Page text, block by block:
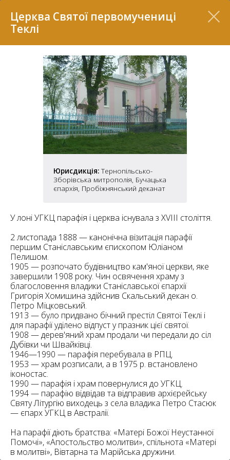
Церква Святої первомучениці
Теклі
Юрисдикція: Тернопільсько-
Зборівська митрополія, Бучацька
єпархія, Пробіжнянський деканат
У лоні УГКЦ парафія і церква існувала з XVIII століття.
2 листопада 1888 — канонічна візитація парафії
першим Станіславським єпископом Юліаном
Пелишом.
1905 — розпочато будівництво кам'яної церкви, яке
завершили 1908 року. Чин освячення храму з
благословення владики Станіславської єпархії
Григорія Хомишина здійснив Скальський декан о.
Петро Міцковський.
1913 — було придвано бічний престіл Святої Теклі і
для парафії уділено відпуст у празник цієї святої.
1908 — дерев'яний храм продали чи передали до сіл
Дубівки чи Швайківці.
1946—1990 — парафія перебувала в РПЦ.
1953 — храм розписали, а в 1975 р. встановлено
іконостас.
1990 — парафія і храм повернулися до УГКЦ.
1994 — парафію відвідав та відправив архієрейську
Святу Літургію виходець з села владика Петро Стасюк
— єпарх УГКЦ в Австралії.
На парафії діють братства: «Матері Божої Неустанної
Помочі», «Апостольство молитви», спільнота «Матері
в молитві», Вівтарна та Марійська дружини.
37
16
182
22
11
5
7
10
4
10
15
5
2
2
2
Перелік